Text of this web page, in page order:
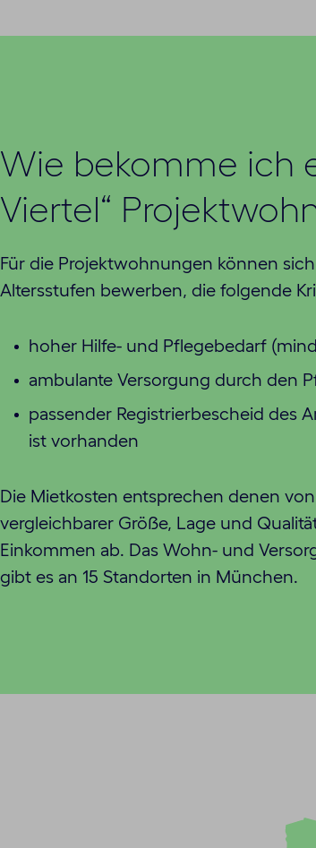
Wie bekomme ich
Viertel“
Für die Projektwohnungen können
Altersstufen bewerben, die folgende
hoher Hilfe- und Pflegebedarf
ambulante Versorgung durch den
passender Registrierbescheid des
ist vorhanden
Die Mietkosten entsprechen denen
vergleichbarer Größe, Lage und
Einkommen ab. Das Wohn- und
gibt es an 15 Standorten in München.